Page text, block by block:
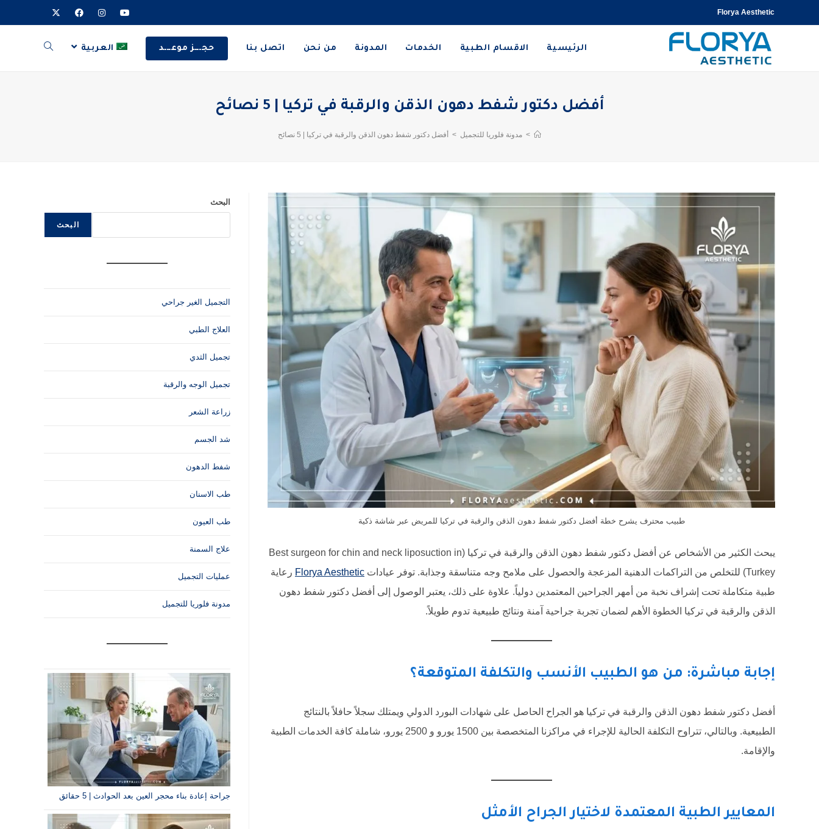
Florya Aesthetic
الرئيسية الاقسام الطبية الخدمات المدونة من نحن اتصل بنا حجـــز موعـــد العربية
أفضل دكتور شفط دهون الذقن والرقبة في تركيا | 5 نصائح
> مدونة فلوريا للتجميل > أفضل دكتور شفط دهون الذقن والرقبة في تركيا | 5 نصائح
طبيب محترف يشرح خطة أفضل دكتور شفط دهون الذقن والرقبة في تركيا للمريض عبر شاشة ذكية
يبحث الكثير من الأشخاص عن أفضل دكتور شفط دهون الذقن والرقبة في تركيا (Best surgeon for chin and neck liposuction in
Turkey) للتخلص من التراكمات الدهنية المزعجة والحصول على ملامح وجه متناسقة وجذابة. توفر عيادات
Florya Aesthetic رعاية
طبية متكاملة تحت إشراف نخبة من أمهر الجراحين المعتمدين دولياً. علاوة على ذلك، يعتبر الوصول إلى أفضل دكتور شفط دهون
الذقن والرقبة في تركيا الخطوة الأهم لضمان تجربة جراحية آمنة ونتائج طبيعية تدوم طويلاً.
إجابة مباشرة: من هو الطبيب الأنسب والتكلفة المتوقعة؟
أفضل دكتور شفط دهون الذقن والرقبة في تركيا هو الجراح الحاصل على شهادات البورد الدولي ويمتلك سجلاً حافلاً بالنتائج
الطبيعية. وبالتالي، تتراوح التكلفة الحالية للإجراء في مراكزنا المتخصصة بين 1500 يورو و 2500 يورو، شاملة كافة الخدمات الطبية
والإقامة.
المعايير الطبية المعتمدة لاختيار الجراح الأمثل
البحث
البحث
التجميل الغير جراحي
العلاج الطبي
تجميل الثدي
تجميل الوجه والرقبة
زراعة الشعر
شد الجسم
شفط الدهون
طب الاسنان
طب العيون
علاج السمنة
عمليات التجميل
مدونة فلوريا للتجميل
جراحة إعادة بناء محجر العين بعد الحوادث | 5 حقائق